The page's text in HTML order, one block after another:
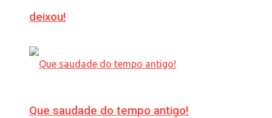
deixou!
Que saudade do tempo antigo!